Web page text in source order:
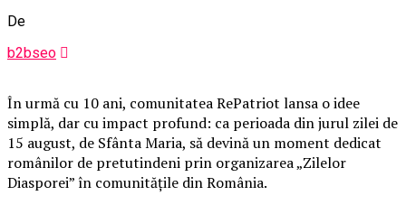
De
b2bseo
În urmă cu 10 ani, comunitatea RePatriot lansa o idee
simplă, dar cu impact profund: ca perioada din jurul zilei de
15 august, de Sfânta Maria, să devină un moment dedicat
românilor de pretutindeni prin organizarea „Zilelor
Diasporei” în comunitățile din România.